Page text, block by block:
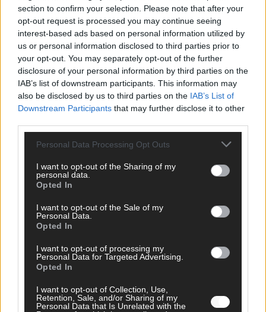
section to confirm your selection. Please note that after your
opt-out request is processed you may continue seeing
interest-based ads based on personal information utilized by
us or personal information disclosed to third parties prior to
your opt-out. You may separately opt-out of the further
disclosure of your personal information by third parties on the
IAB’s list of downstream participants. This information may
also be disclosed by us to third parties on the IAB’s List of
Downstream Participants that may further disclose it to other
Personal Data Processing Opt Outs
I want to opt-out of the Sharing of my
personal data.
Opted In
I want to opt-out of the Sale of my
Personal Data.
Opted In
I want to opt-out of processing my
Personal Data for Targeted Advertising.
Opted In
I want to opt-out of Collection, Use,
Retention, Sale, and/or Sharing of my
Personal Data that Is Unrelated with the
AD